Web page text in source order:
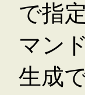
で指
マン
生成